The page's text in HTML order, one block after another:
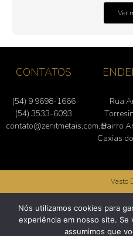
Ver
CONTATOS
(54) 9 9698-1666
(54) 3533-6093
contato@zenitmetais.com.br
Rua
Bairro
Caxias
Vasto
Zenit Componentes Metálicos | Rua
Caxias do Sul –
Nós utilizamos cookies para
experiência em nosso site.
assumimos que